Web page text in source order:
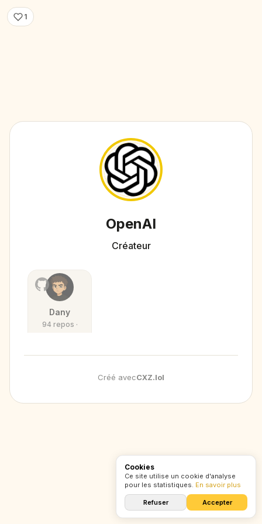
1
OpenAI
Créateur
Dany
94 repos ·
Créé avecCXZ.lol
Cookies
Ce site utilise un cookie d'analyse
pour les statistiques. En savoir plus
Refuser Accepter